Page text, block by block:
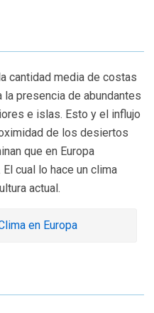
cantidad media de costas
presencia de abundantes
e islas. Esto y el influjo
de los desiertos
que en Europa
cual lo hace un clima
actual.
en Europa